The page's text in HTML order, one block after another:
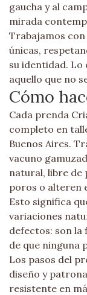
gaucha y al
mirada
Trabajamos
únicas,
su identidad. Lo
aquello que no
Cómo
Cada prenda
completo en
Buenos Aires.
vacuno
natural, libre de
poros o alteren
Esto significa
variaciones
defectos: son la
de que ninguna
Los pasos del
diseño y
resistente en